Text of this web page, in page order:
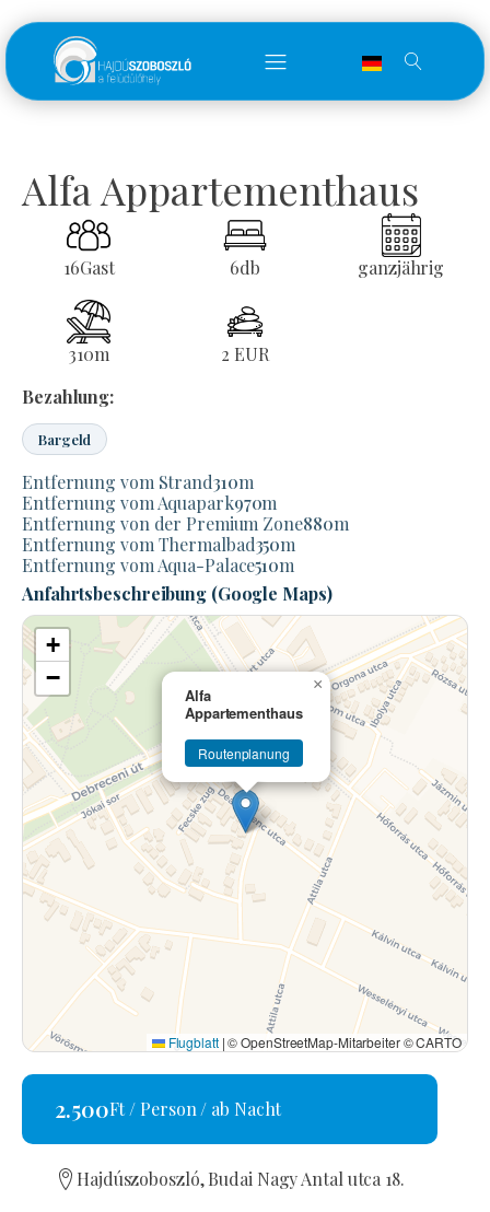
Alfa Appartementhaus
16Gast 6db ganzjährig
310m
2 EUR
Bezahlung:
Bargeld
Entfernung vom Strand310m
Entfernung vom Aquapark970m
Entfernung von der Premium Zone880m
Entfernung vom Thermalbad350m
Entfernung vom Aqua-Palace510m
Anfahrtsbeschreibung (Google Maps)
Alfa
Appartementhaus
Routenplanung
×
+
−
Flugblatt |© OpenStreetMap-Mitarbeiter © CARTO
2.500Ft / Person / ab Nacht
Hajdúszoboszló, Budai Nagy Antal utca 18.